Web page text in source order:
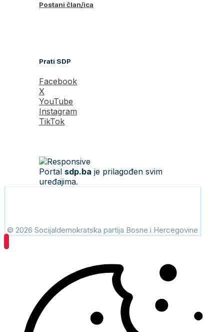
Postani član/ica
Prati SDP
Facebook
X
YouTube
Instagram
TikTok
Portal sdp.ba je prilagođen svim
uređajima.
© 2026 Socijaldemokratska partija Bosne i Hercegovine